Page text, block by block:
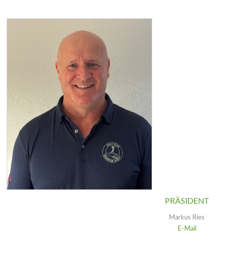
PRÄSIDENT
Markus Ries
E-Mail